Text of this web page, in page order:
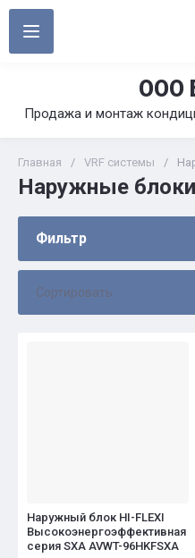
ООО
Продажа и монтаж
Главная / VRF системы /
Наружные
Фильтр
Сортировать
Наружный блок HI-FLEXI
Высокоэнергоэффективная
серия SXA AVWT-96HKFSXA